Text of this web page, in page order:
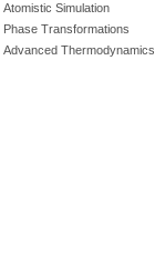
Atomistic Simulation
Phase Transformations
Advanced Thermodynamics